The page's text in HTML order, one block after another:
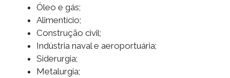
Óleo e gás;
Alimentício;
Construção civil;
Indústria naval e aeroportuária;
Siderurgia;
Metalurgia;